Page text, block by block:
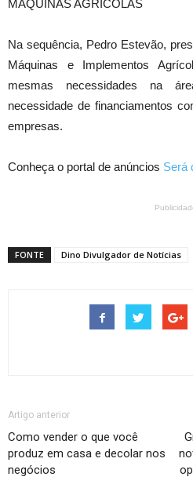
MÁQUINAS AGRÍCOLAS
Na sequência, Pedro Estevão,
Máquinas e Implementos
mesmas necessidades na
necessidade de financiamentos
empresas.
Conheça o portal de anúncios Será
FONTE Dino Divulgador de Notícias
Artigo anterior
Como vender o que você
produz em casa e decolar nos
negócios